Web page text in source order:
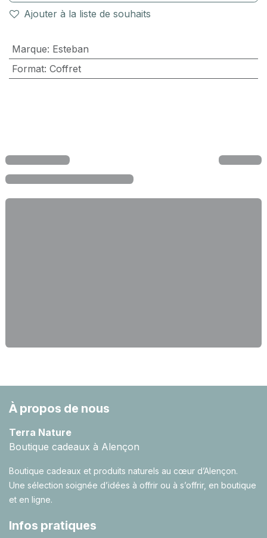
Ajouter à la liste de souhaits
Marque: Esteban
Format: Coffret
À propos de nous
Terra Nature
Boutique cadeaux à Alençon
Boutique cadeaux et produits naturels au cœur d’Alençon.
Une sélection soignée d’idées à offrir ou à s’offrir, en boutique
et en ligne.
Infos pratiques